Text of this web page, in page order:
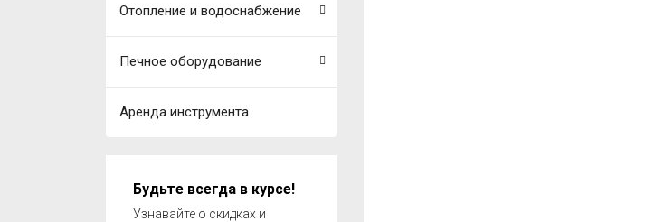
Отопление и водоснабжение
Печное оборудование
Аренда инструмента
Будьте всегда в курсе!
Узнавайте о скидках и